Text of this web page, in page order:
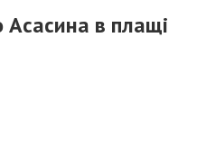
Асасина в плащі